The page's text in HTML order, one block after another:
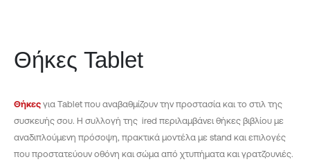
Θήκες Tablet
Θήκες για Tablet που αναβαθμίζουν την προστασία και το στιλ της
συσκευής σου. Η συλλογή της ired περιλαμβάνει θήκες βιβλίου με
αναδιπλούμενη πρόσοψη, πρακτικά μοντέλα με stand και επιλογές
που προστατεύουν οθόνη και σώμα από χτυπήματα και γρατζουνιές.